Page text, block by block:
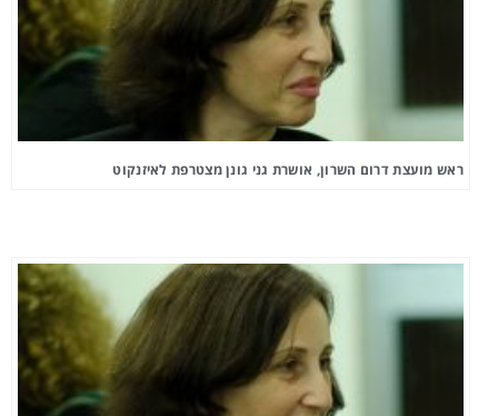
ראש מועצת דרום השרון, אושרת גני גונן מצטרפת לאיזנקוט